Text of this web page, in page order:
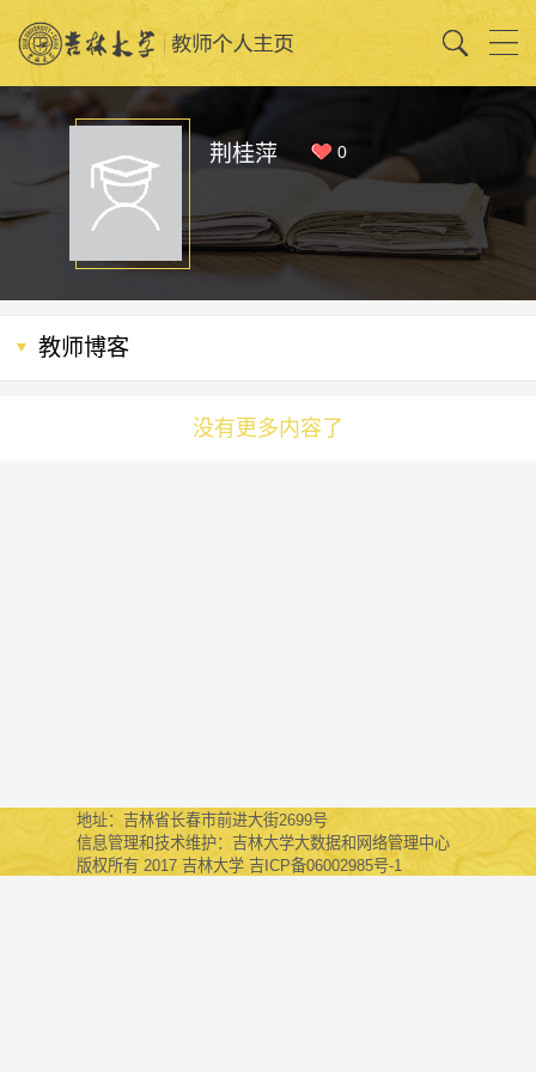
荆桂萍 0
教师博客
没有更多内容了
地址：吉林省长春市前进大街2699号
信息管理和技术维护：吉林大学大数据和网络管理中心
版权所有 2017 吉林大学 吉ICP备06002985号-1